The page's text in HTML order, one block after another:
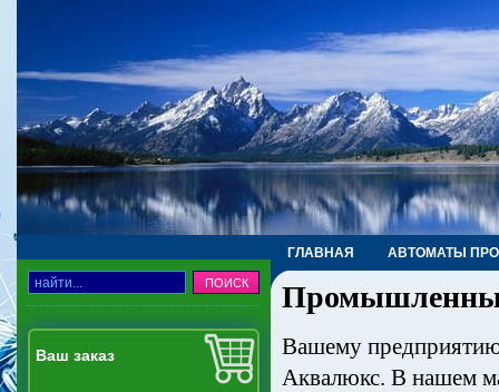
ГЛАВНАЯ АВТОМАТЫ
ТРУБЫ, ФИТИНГИ, КРАНЫ
Ваш заказ
Вашему предприятию
Аквалюкс. В нашем